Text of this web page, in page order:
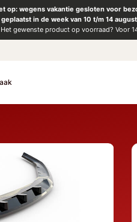
op: wegens vakantie gesloten voor
in de week van 10 t/m 14
Het gewenste product op voorraad? Voor